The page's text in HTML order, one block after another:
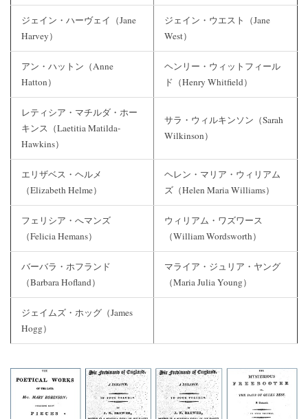
ジェイン・ハーヴェイ（Jane
Harvey）
ジェイン・ウエスト（Jane
West）
アン・ハットン（Anne
Hatton）
ヘンリー・ウィットフィール
ド（Henry Whitfield）
レティシア・マチルダ・ホー
キンス（Laetitia Matilda-
Hawkins）
サラ・ウィルキンソン（Sarah
Wilkinson）
エリザベス・ヘルメ
（Elizabeth Helme）
ヘレン・マリア・ウィリアム
ズ（Helen Maria Williams）
フェリシア・へマンズ
（Felicia Hemans）
ウィリアム・ワズワース
（William Wordsworth）
バーバラ・ホフランド
（Barbara Hofland）
マライア・ジュリア・ヤング
（Maria Julia Young）
ジェイムズ・ホッグ（James
Hogg）